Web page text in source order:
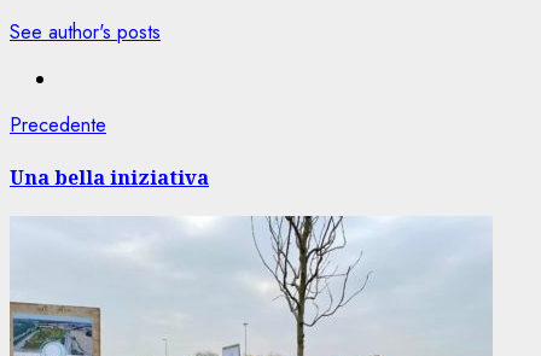
See author's posts
Navigazione
articolo
Precedente
Una bella iniziativa